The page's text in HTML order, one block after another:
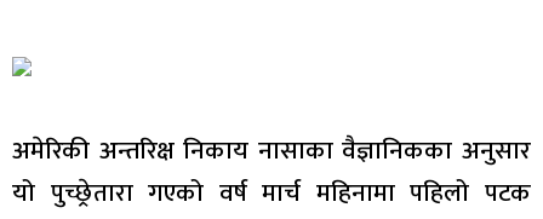
अमेरिकी अन्तरिक्ष निकाय नासाका वैज्ञानिकका अनुसार
यो पुच्छ्रेतारा गएको वर्ष मार्च महिनामा पहिलो पटक